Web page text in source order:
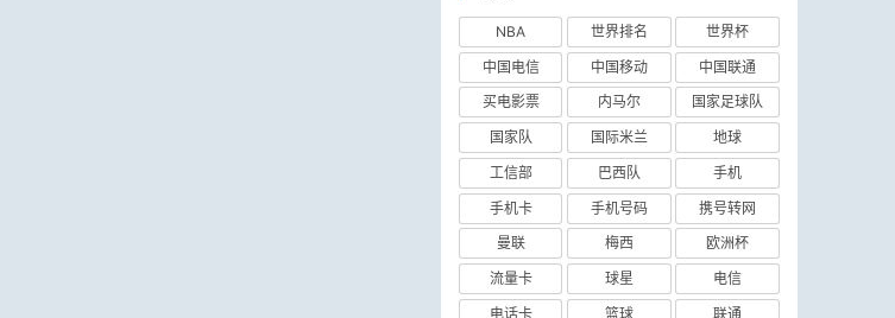
NBA 世界排名
世界杯
中国电信
中国移动
中国联通
买电影票
内马尔
国家足球队
国家队
国际米兰
地球
工信部
巴西队
手机
手机卡
手机号码
携号转网
曼联
梅西
欧洲杯
流量卡
球星
电信
电话卡
篮球 联通